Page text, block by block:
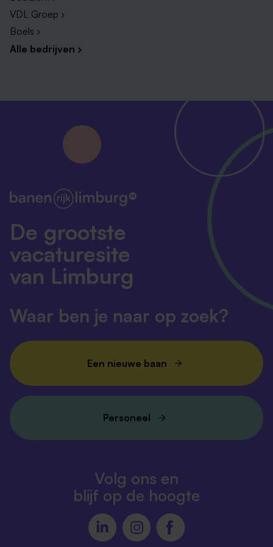
VDL Groep ›
Boels ›
Alle bedrijven ›
De grootste
vacaturesite
van Limburg
Waar ben je naar op zoek?
Een nieuwe baan
Personeel
Volg ons en
blijf op de hoogte